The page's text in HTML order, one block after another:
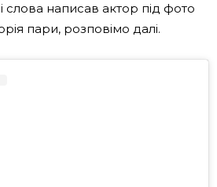
слова написав актор під фото
пари, розповімо далі.